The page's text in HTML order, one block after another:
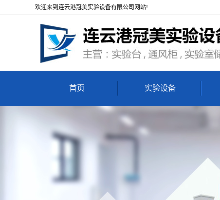
欢迎来到连云港冠美实验设备有限公司网站!
首页 实验设备